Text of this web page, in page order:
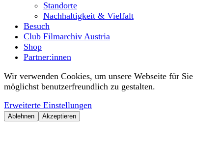
Standorte
Nachhaltigkeit & Vielfalt
Besuch
Club Filmarchiv Austria
Shop
Partner:innen
Wir verwenden Cookies, um unsere Webseite für Sie
möglichst benutzerfreundlich zu gestalten.
Erweiterte Einstellungen
Ablehnen Akzeptieren